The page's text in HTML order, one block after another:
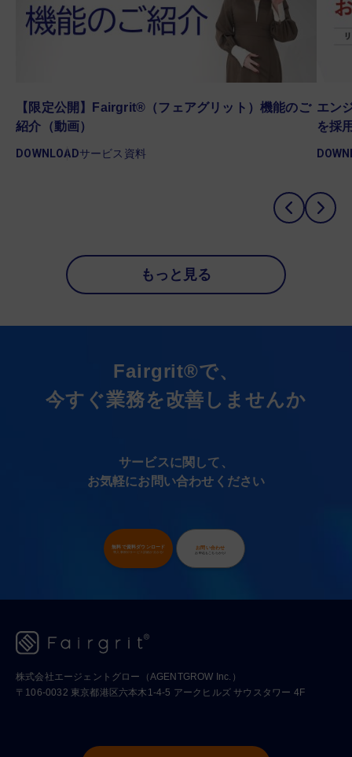
【限定公開】Fairgrit®（フェアグリット）機能のご
紹介（動画）
DOWNLOADサービス資料
エン
を採
もっと見る
Fairgrit®で、
今すぐ業務を改善しませんか
サービスに関して、
お気軽にお問い合わせください
無料で資料ダウンロード
導入事例やサービス詳細が分かる!
お問い合わせ
お申込もこちらから!
株式会社エージェントグロー（AGENTGROW Inc.）
〒106-0032 東京都港区六本木1-4-5 アークヒルズ サウスタワー 4F